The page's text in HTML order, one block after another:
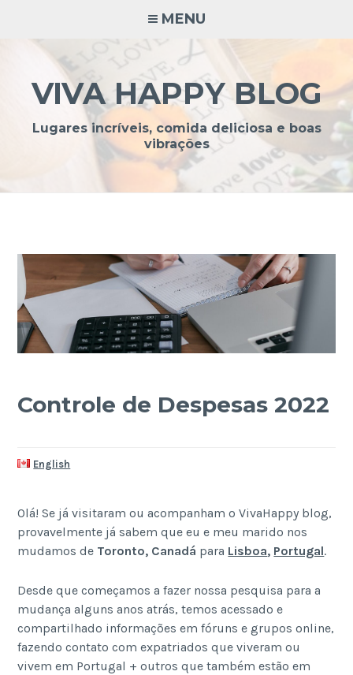
conteúdo
MENU
VIVA HAPPY BLOG
Lugares incríveis, comida deliciosa e boas
vibrações
Controle de Despesas 2022
English
Olá! Se já visitaram ou acompanham o VivaHappy blog,
provavelmente já sabem que eu e meu marido nos
mudamos de Toronto, Canadá para Lisboa, Portugal.
Desde que começamos a fazer nossa pesquisa para a
mudança alguns anos atrás, temos acessado e
compartilhado informações em fóruns e grupos online,
fazendo contato com expatriados que viveram ou
vivem em Portugal + outros que também estão em